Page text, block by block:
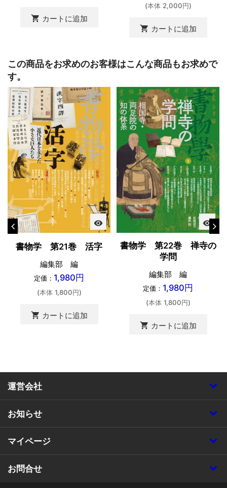
shopping_cart カートに追加
(本体 2,000円)
shopping_cart カートに追加
この商品をお求めのお客様はこんな商品もお求めで
す。
visibility
書物学 第21巻 活字
編集部 編
定価： 1,980円
(本体 1,800円)
shopping_cart カートに追加
visibility
書物学 第22巻 禅寺の
学問
編集部 編
定価： 1,980円
(本体 1,800円)
shopping_cart カートに追加
運営会社
お知らせ
マイページ
お問合せ